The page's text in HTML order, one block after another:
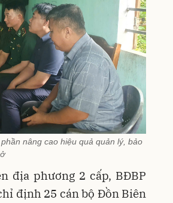
nâng cao hiệu quả quản lý, bảo
địa phương 2 cấp, BĐBP
định 25 cán bộ Đồn Biên